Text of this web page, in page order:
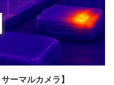
ーマルカメラ】